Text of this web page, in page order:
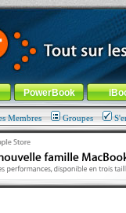
! -Aller au menu de
PowerBook
Membres Groupes